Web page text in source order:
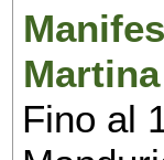
Fino al